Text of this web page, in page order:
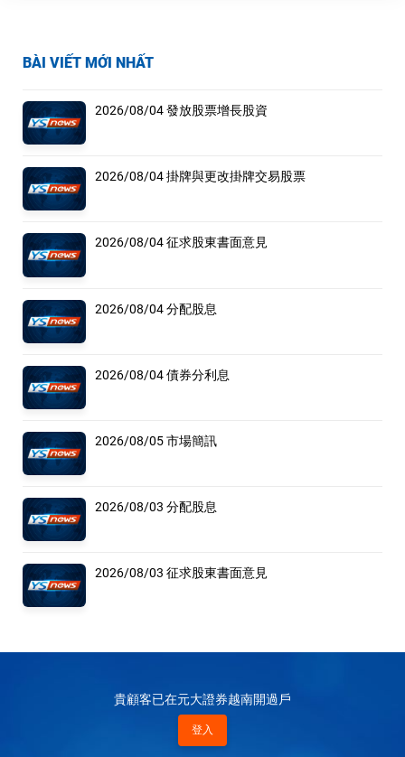
BÀI VIẾT MỚI NHẤT
2026/08/04 發放股票增長股資
2026/08/04 掛牌與更改掛牌交易股票
2026/08/04 征求股東書面意見
2026/08/04 分配股息
2026/08/04 債券分利息
2026/08/05 市場簡訊
2026/08/03 分配股息
2026/08/03 征求股東書面意見
貴顧客已在元大證券越南開過戶
登入